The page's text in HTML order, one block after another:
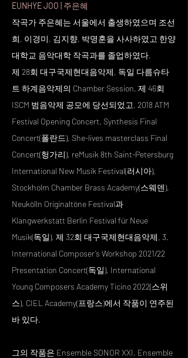
EUNHYE JOO | 주은혜
작곡가 주은혜는 서울에서 출생하였으며 조선
희, 이경미, 김지향, 박명훈을 사사하였고 한양
대학교 음악대학 작곡과를 졸업하였다.
제 28회 대구국제현대음악제, 독일 다름슈타
트 하계음악제의 Chamber Session, 제 46회
ISCM 범음악제 공모에 당선되었고, 2018 ATM
Festival Opening Concert, Synthesis Final
Concert(폴란드), She-lives masterclass Final
Concert(헝가리), reMusik 8th Saint-Petersburg
International New Musik Festival(러시아),
Stockholm Chamber Brass Academy(스웨덴),
Neukölln Originaltöne Festival과
Klangwerkstatt Berlin Festival für Neue
Musik(독일), 제 32회 대구국제현대음악제, 3.
International Composer’s Workshop 2021/22
Presentation Concert(독일), International
Young Composers Academy Ticino 2022(스위
스), CIEL Academy(프랑스)에서 작품이 연주된
바 있다.
그의 작품은 Ensemble SONOR XXI, Ensemble